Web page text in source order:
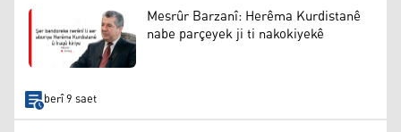
Mesrûr Barzanî: Herêma Kurdistanê
nabe parçeyek ji ti nakokiyekê
berî 9 saet